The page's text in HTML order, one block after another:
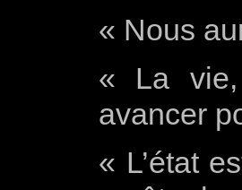
« Nous
« La vie,
avancer
« L’état